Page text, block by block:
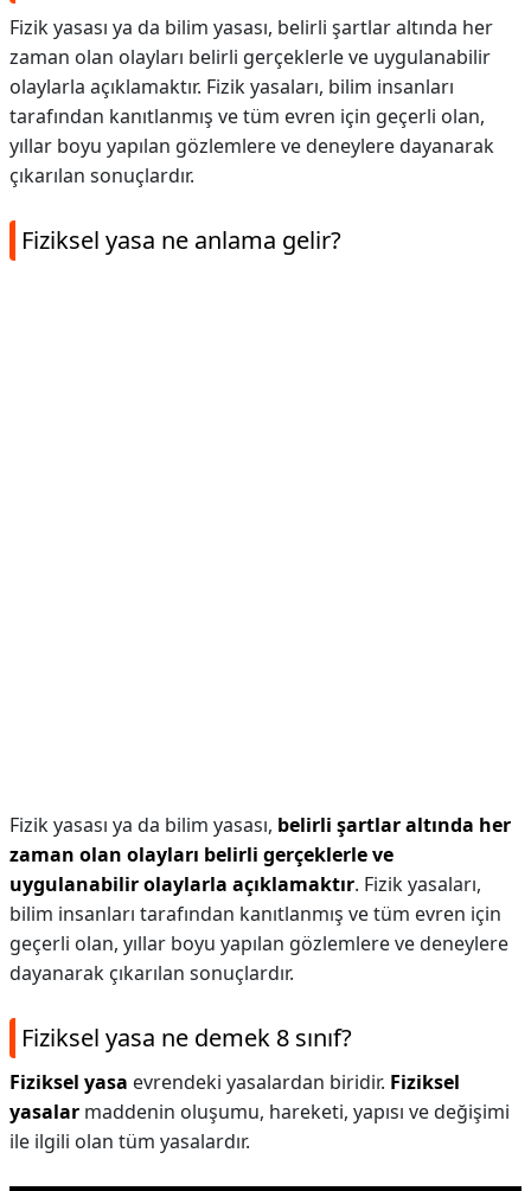
Fizik yasası ya da bilim yasası, belirli şartlar altında her
zaman olan olayları belirli gerçeklerle ve uygulanabilir
olaylarla açıklamaktır. Fizik yasaları, bilim insanları
tarafından kanıtlanmış ve tüm evren için geçerli olan,
yıllar boyu yapılan gözlemlere ve deneylere dayanarak
çıkarılan sonuçlardır.
Fiziksel yasa ne anlama gelir?
Fizik yasası ya da bilim yasası, belirli şartlar altında her
zaman olan olayları belirli gerçeklerle ve
uygulanabilir olaylarla açıklamaktır. Fizik yasaları,
bilim insanları tarafından kanıtlanmış ve tüm evren için
geçerli olan, yıllar boyu yapılan gözlemlere ve deneylere
dayanarak çıkarılan sonuçlardır.
Fiziksel yasa ne demek 8 sınıf?
Fiziksel yasa evrendeki yasalardan biridir. Fiziksel
yasalar maddenin oluşumu, hareketi, yapısı ve değişimi
ile ilgili olan tüm yasalardır.